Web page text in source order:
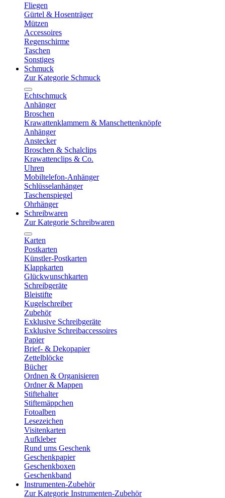
Fliegen
Gürtel & Hosenträger
Mützen
Accessoires
Regenschirme
Taschen
Sonstiges
Schmuck
Zur Kategorie Schmuck
Echtschmuck
Anhänger
Broschen
Krawattenklammern & Manschettenknöpfe
Anhänger
Anstecker
Broschen & Schalclips
Krawattenclips & Co.
Uhren
Mobiltelefon-Anhänger
Schlüsselanhänger
Taschenspiegel
Ohrhänger
Schreibwaren
Zur Kategorie Schreibwaren
Karten
Postkarten
Künstler-Postkarten
Klappkarten
Glückwunschkarten
Schreibgeräte
Bleistifte
Kugelschreiber
Zubehör
Exklusive Schreibgeräte
Exklusive Schreibaccessoires
Papier
Brief- & Dekopapier
Zettelblöcke
Bücher
Ordnen & Organisieren
Ordner & Mappen
Stiftehalter
Stiftemäppchen
Fotoalben
Lesezeichen
Visitenkarten
Aufkleber
Rund ums Geschenk
Geschenkpapier
Geschenkboxen
Geschenkband
Instrumenten-Zubehör
Zur Kategorie Instrumenten-Zubehör